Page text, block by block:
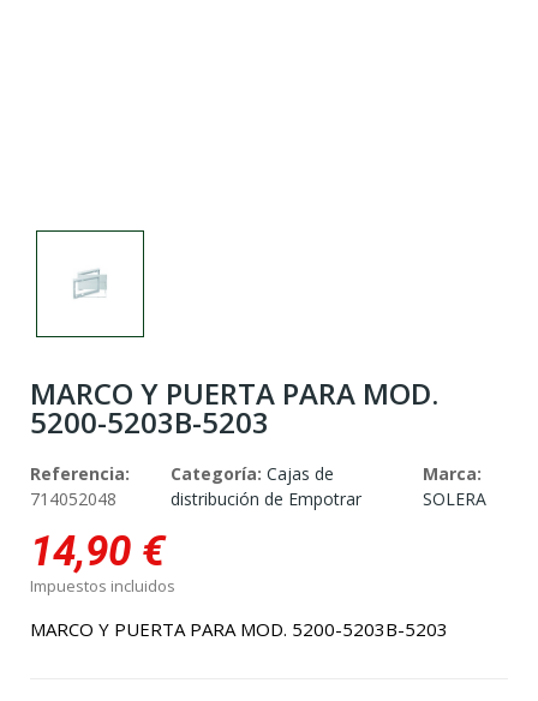
MARCO Y PUERTA PARA MOD.
5200-5203B-5203
Referencia:
714052048
Categoría: Cajas de
distribución de Empotrar
Marca:
SOLERA
14,90 €
Impuestos incluidos
MARCO Y PUERTA PARA MOD. 5200-5203B-5203